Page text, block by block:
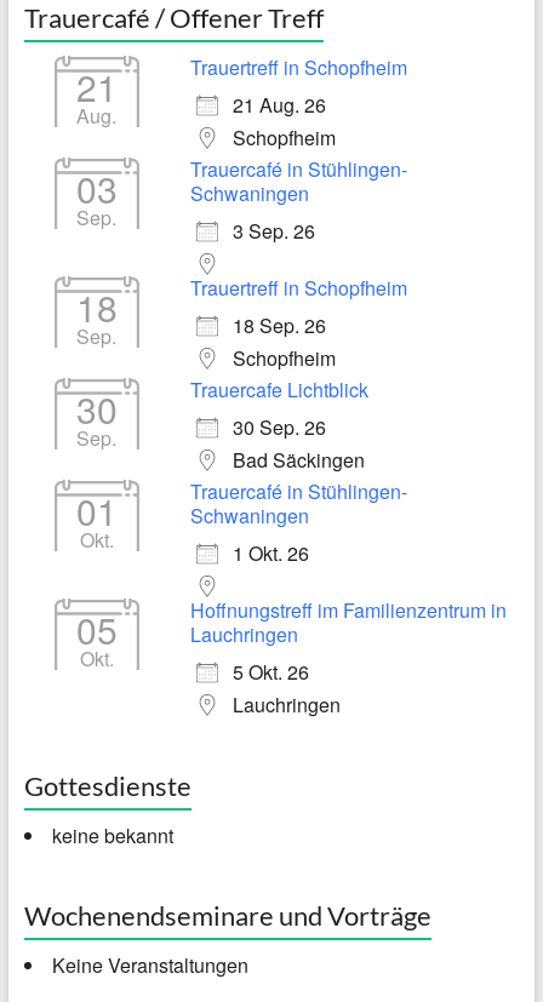
Trauercafé / Offener Treff
21
Aug.
Trauertreff in Schopfheim
21 Aug. 26
Schopfheim
03
Sep.
Trauercafé in Stühlingen-
Schwaningen
3 Sep. 26
18
Sep.
Trauertreff in Schopfheim
18 Sep. 26
Schopfheim
30
Sep.
Trauercafe Lichtblick
30 Sep. 26
Bad Säckingen
01
Okt.
Trauercafé in Stühlingen-
Schwaningen
1 Okt. 26
05
Okt.
Hoffnungstreff im Familienzentrum in
Lauchringen
5 Okt. 26
Lauchringen
Gottesdienste
keine bekannt
Wochenendseminare und Vorträge
Keine Veranstaltungen